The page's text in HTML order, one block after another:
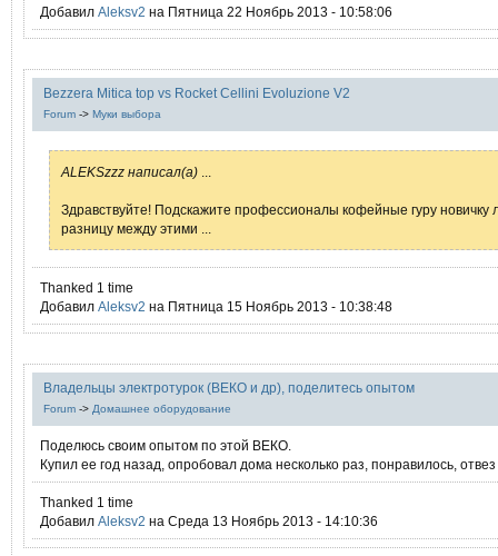
Добавил Aleksv2 на Пятница 22 Ноябрь 2013 - 10:58:06
Bezzera Mitica top vs Rocket Cellini Evoluzione V2
Forum -> Муки выбора
ALEKSzzz написал(а)
Здравствуйте! Подскажите профессионалы кофейные гуру новичку
разницу между этими ...
Thanked 1 time
Добавил Aleksv2 на Пятница 15 Ноябрь 2013 - 10:38:48
Владельцы электротурок (ВЕКО и др), поделитесь опытом
Forum -> Домашнее оборудование
Поделюсь своим опытом по этой ВЕКО.
Купил ее год назад, опробовал дома несколько раз, понравилось,
Thanked 1 time
Добавил Aleksv2 на Среда 13 Ноябрь 2013 - 14:10:36